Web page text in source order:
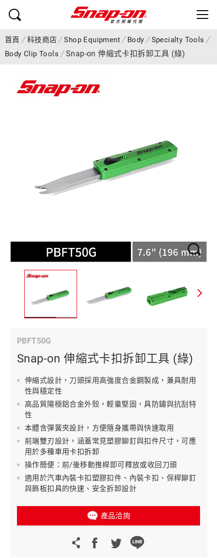
首頁 科技商店 Shop Equipment Body
Specialty Tools
Body Clip Tools
Snap-on 伸縮式卡扣拆卸工具 (綠)
PBFT50G
Snap-on 伸縮式卡扣拆卸工具 (綠)
伸縮式設計，刀頭採用高強度合金鋼製成，兼具耐用
性與穩定性
高品質陽極鋁合金外殼，輕量堅固，具防鏽與抗刮特
性
本體含彈簧夾設計，方便隨身攜帶與快速取用
前端雙刃設計，涵蓋常見塑膠鉚釘與扣件尺寸，可應
用於多種車用卡扣拆卸
操作簡便：前/後移動推桿即可釋放或收回刀頭
適用於汽車內裝卡扣塑膠扣件、內裝卡扣、保桿鉚釘
與飾板扣具的快速、安全拆卸設計
產品洽詢